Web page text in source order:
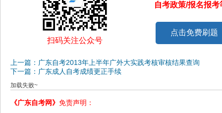
扫码关注公众号
自考政策/报名报
点击免费刷题
上一篇：广东自考2013年上半年广外大实践考核审核结果查询
下一篇：广东成人自考成绩更正手续
加载失败~
《广东自考网》 免责声明：